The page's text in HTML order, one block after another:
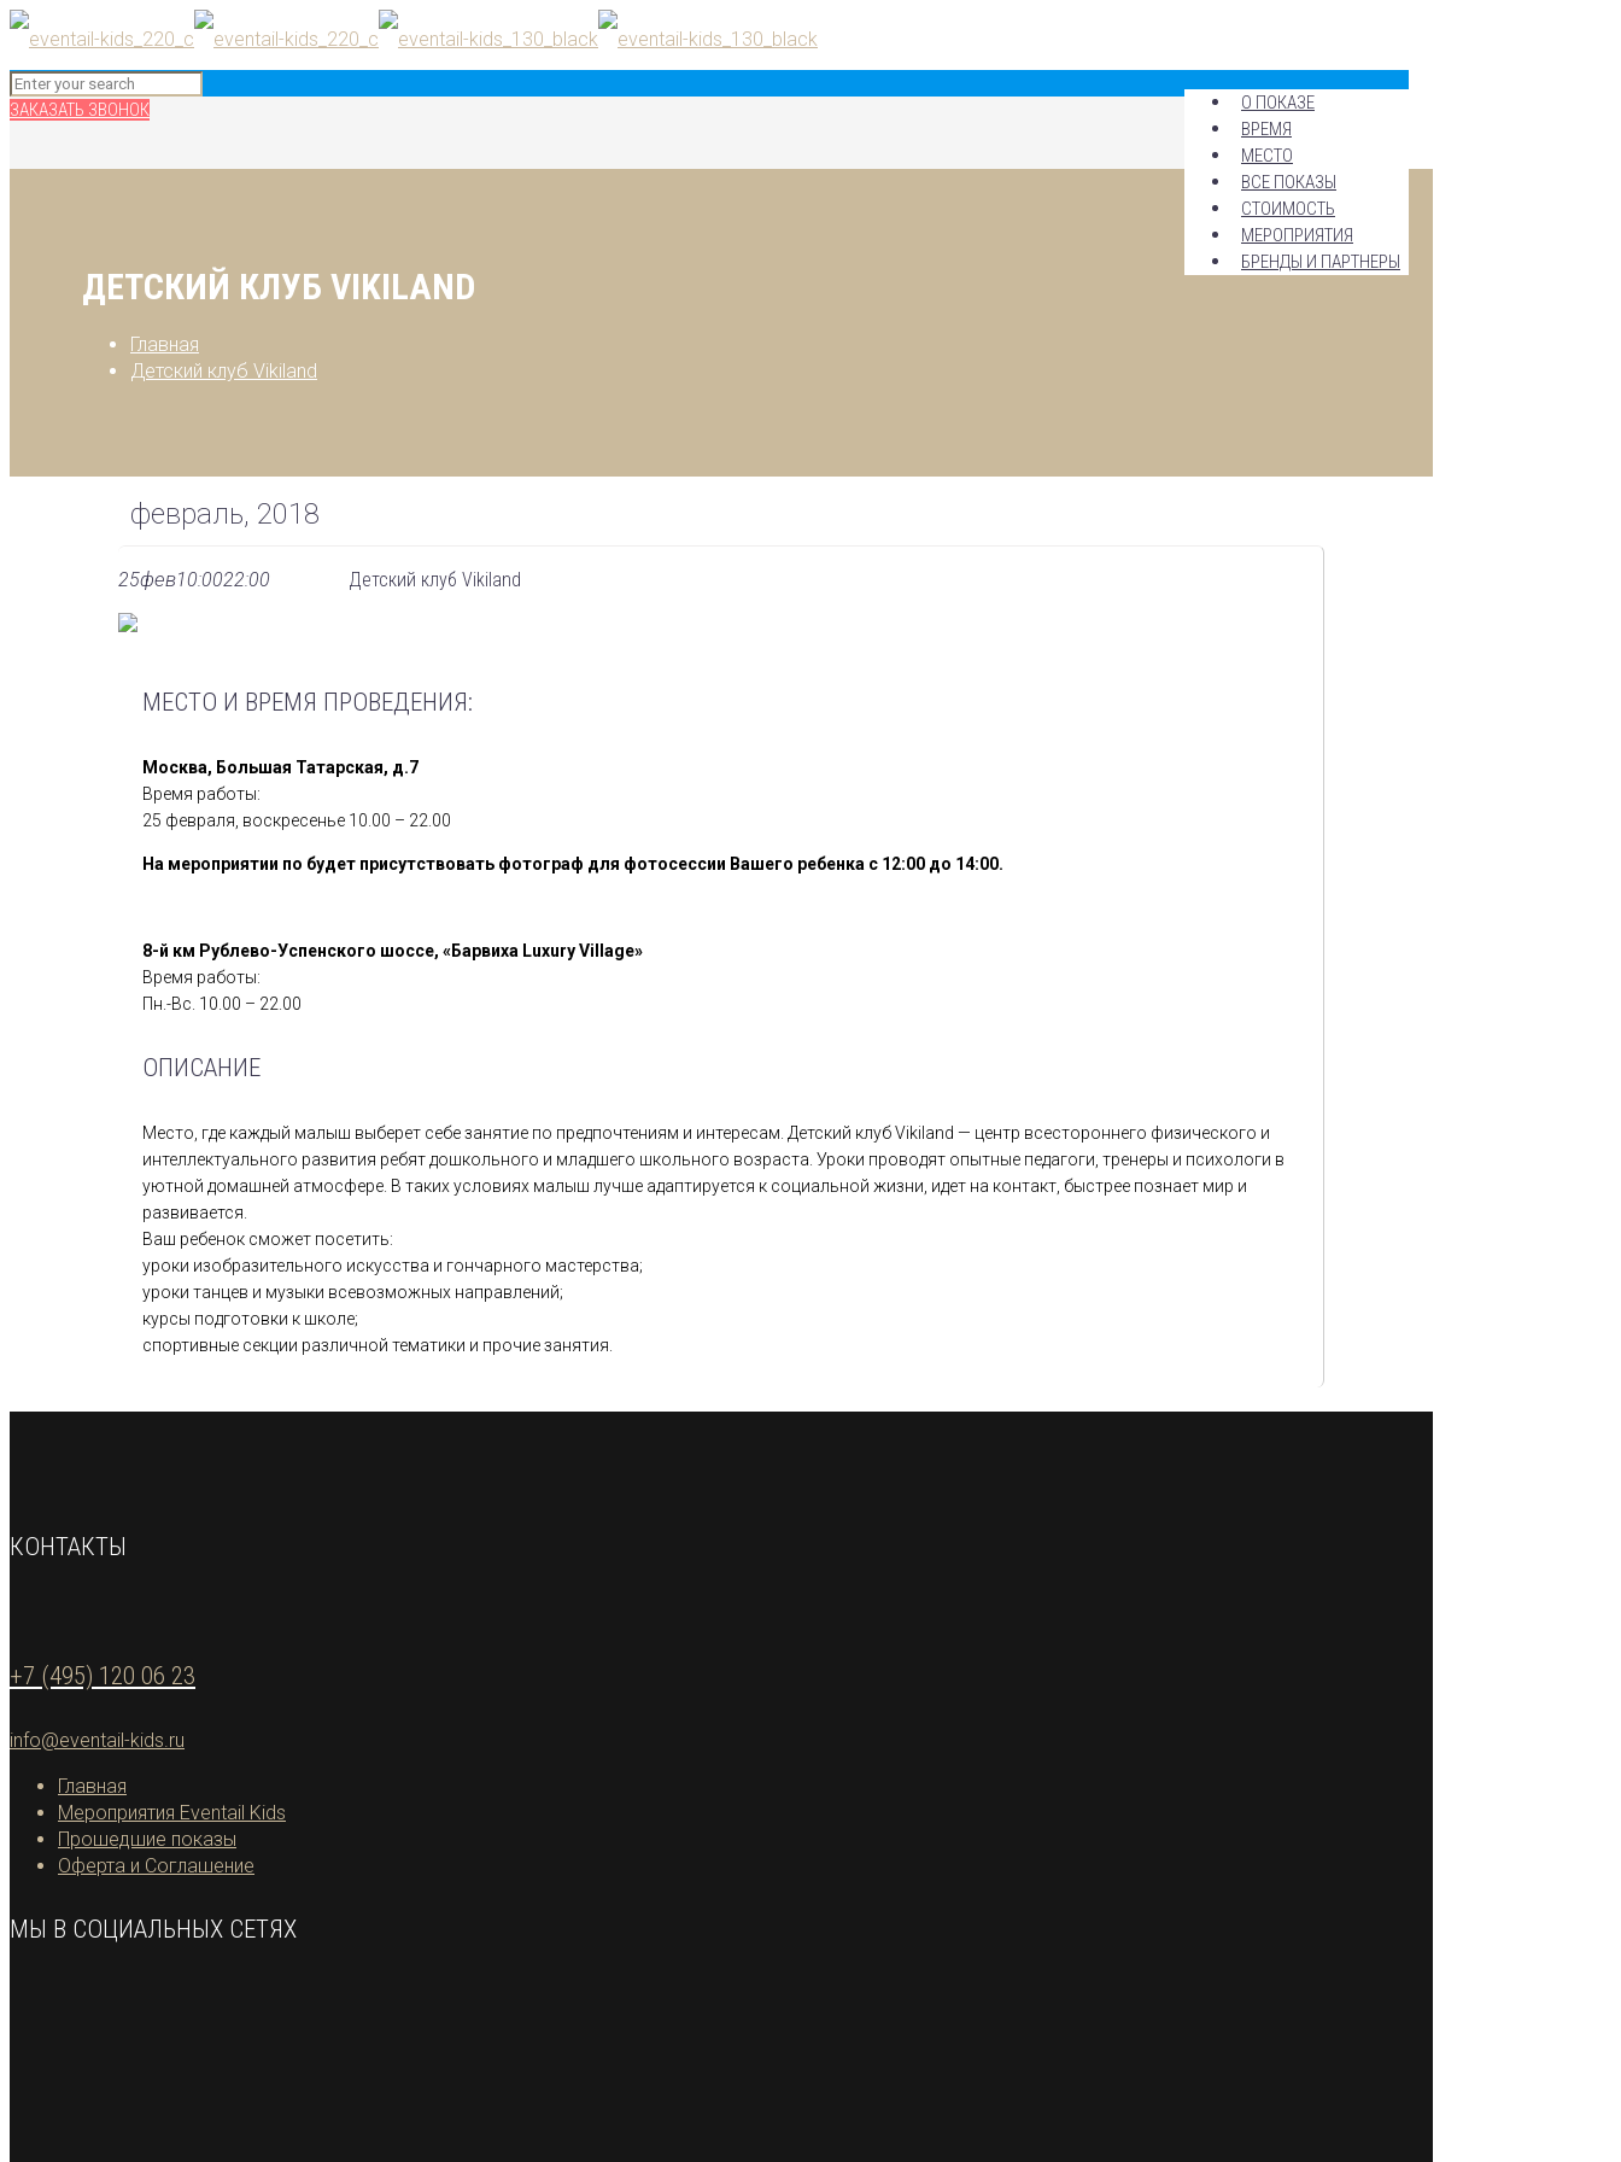
О ПОКАЗЕ
ВРЕМЯ
МЕСТО
ВСЕ ПОКАЗЫ
СТОИМОСТЬ
МЕРОПРИЯТИЯ
БРЕНДЫ И ПАРТНЕРЫ
ЗАКАЗАТЬ ЗВОНОК
ДЕТСКИЙ КЛУБ VIKILAND
Главная
Детский клуб Vikiland
февраль, 2018
25фев10:0022:00 Детский клуб Vikiland
МЕСТО И ВРЕМЯ ПРОВЕДЕНИЯ:
Москва, Большая Татарская, д.7
Время работы:
25 февраля, воскресенье 10.00 – 22.00
На мероприятии по будет присутствовать фотограф для фотосессии Вашего ребенка с 12:00 до 14:00.
8-й км Рублево-Успенского шоссе, «Барвиха Luxury Village»
Время работы:
Пн.-Вс. 10.00 – 22.00
ОПИСАНИЕ
Место, где каждый малыш выберет себе занятие по предпочтениям и интересам. Детский клуб Vikiland — центр всестороннего физического и
интеллектуального развития ребят дошкольного и младшего школьного возраста. Уроки проводят опытные педагоги, тренеры и психологи в
уютной домашней атмосфере. В таких условиях малыш лучше адаптируется к социальной жизни, идет на контакт, быстрее познает мир и
развивается.
Ваш ребенок сможет посетить:
уроки изобразительного искусства и гончарного мастерства;
уроки танцев и музыки всевозможных направлений;
курсы подготовки к школе;
спортивные секции различной тематики и прочие занятия.
КОНТАКТЫ
+7 (495) 120 06 23
info@eventail-kids.ru
Главная
Мероприятия Eventail Kids
Прошедшие показы
Оферта и Соглашение
МЫ В СОЦИАЛЬНЫХ СЕТЯХ